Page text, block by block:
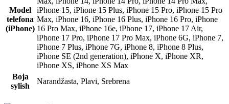
Model
telefona
(iPhone)
iPhone 15, iPhone 15 Plus, iPhone 15 Pro, iPhone 15 Pro
Max, iPhone 16, iPhone 16 Plus, iPhone 16 Pro, iPhone
16 Pro Max, iPhone 16e, iPhone 17, iPhone 17 Air,
iPhone 17 Pro, iPhone 17 Pro Max, iPhone 6G, iPhone 7,
iPhone 7 Plus, iPhone 7G, iPhone 8, iPhone 8 Plus,
iPhone SE (2nd generation), iPhone X, iPhone XR,
iPhone XS, iPhone XS Max
Boja
sylish
Narandžasta, Plavi, Srebrena